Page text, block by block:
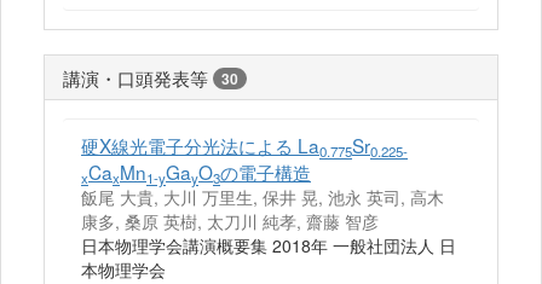
講演・口頭発表等 30
硬X線光電子分光法による La0.775Sr0.225-
xCaxMn1-yGayO3の電子構造
飯尾 大貴, 大川 万里生, 保井 晃, 池永 英司, 高木
康多, 桑原 英樹, 太刀川 純孝, 齋藤 智彦
日本物理学会講演概要集 2018年 一般社団法人 日
本物理学会